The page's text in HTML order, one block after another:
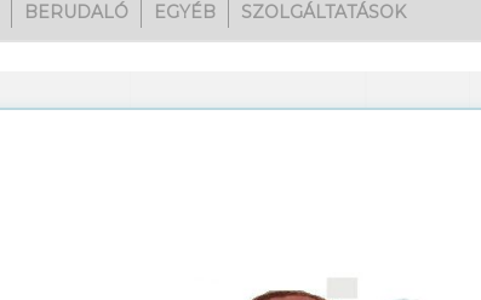
Megnézem
BERUDALÓ EGYÉB SZOLGÁLTATÁSOK